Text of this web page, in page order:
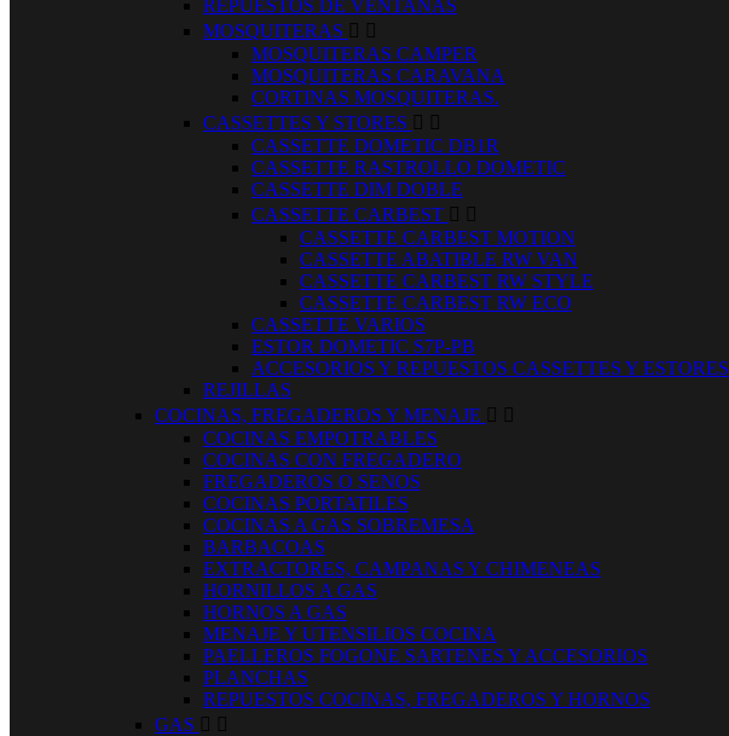
REPUESTOS DE VENTANAS
MOSQUITERAS  
MOSQUITERAS CAMPER
MOSQUITERAS CARAVANA
CORTINAS MOSQUITERAS.
CASSETTES Y STORES  
CASSETTE DOMETIC DB1R
CASSETTE RASTROLLO DOMETIC
CASSETTE DIM DOBLE
CASSETTE CARBEST  
CASSETTE CARBEST MOTION
CASSETTE ABATIBLE RW VAN
CASSETTE CARBEST RW STYLE
CASSETTE CARBEST RW ECO
CASSETTE VARIOS
ESTOR DOMETIC S7P-PB
ACCESORIOS Y REPUESTOS CASSETTES Y ESTORES
REJILLAS
COCINAS, FREGADEROS Y MENAJE  
COCINAS EMPOTRABLES
COCINAS CON FREGADERO
FREGADEROS O SENOS
COCINAS PORTATILES
COCINAS A GAS SOBREMESA
BARBACOAS
EXTRACTORES, CAMPANAS Y CHIMENEAS
HORNILLOS A GAS
HORNOS A GAS
MENAJE Y UTENSILIOS COCINA
PAELLEROS FOGONE SARTENES Y ACCESORIOS
PLANCHAS
REPUESTOS COCINAS, FREGADEROS Y HORNOS
GAS  